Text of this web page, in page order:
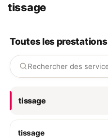
tissage
Toutes les prestations
tissage
tissage